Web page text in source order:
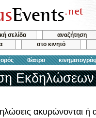
σελίδα αναζήτηση
στο κινητό
θέατρο
Εκδηλώσεων
ακυρώνονται ή